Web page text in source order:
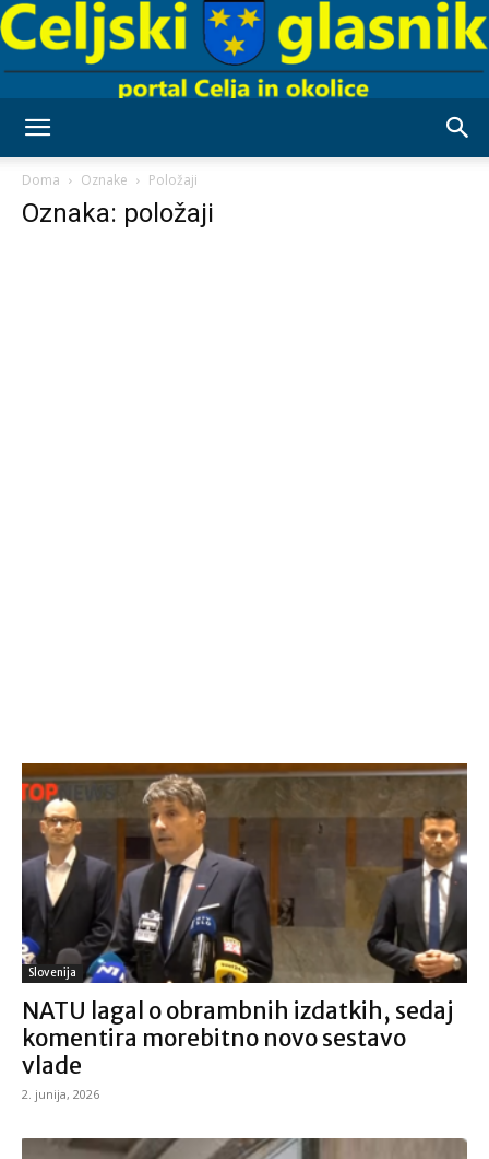
Doma Oznake Položaji
Oznaka: položaji
Slovenija
NATU lagal o obrambnih izdatkih, sedaj
komentira morebitno novo sestavo
vlade
2. junija, 2026